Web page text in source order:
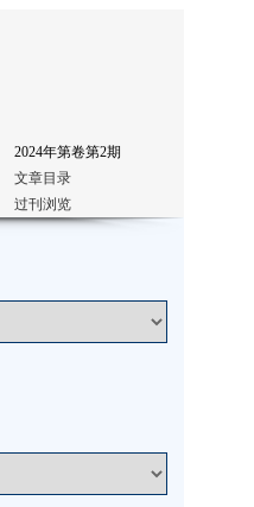
2024年第卷第2期
文章目录
过刊浏览